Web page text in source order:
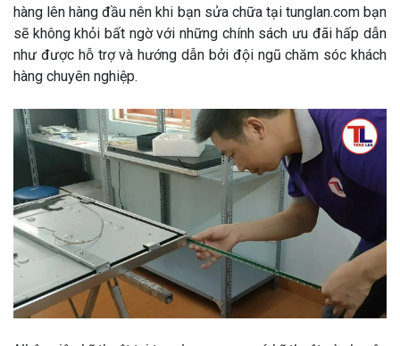
hàng lên hàng đầu nên khi bạn sửa chữa tại tunglan.com bạn
sẽ không khỏi bất ngờ với những chính sách ưu đãi hấp dẫn
như được hỗ trợ và hướng dẫn bởi đội ngũ chăm sóc khách
hàng chuyên nghiệp.